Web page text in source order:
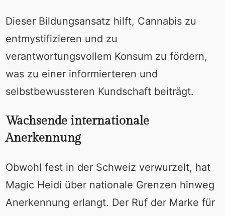
Dieser Bildungsansatz hilft, Cannabis zu
entmystifizieren und zu
verantwortungsvollem Konsum zu fördern,
was zu einer informierteren und
selbstbewussteren Kundschaft beiträgt.
Wachsende internationale
Anerkennung
Obwohl fest in der Schweiz verwurzelt, hat
Magic Heidi über nationale Grenzen hinweg
Anerkennung erlangt. Der Ruf der Marke für